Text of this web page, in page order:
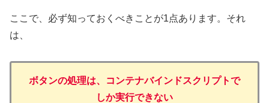
ここで、必ず知っておくべきことが1点あります。それ
は、
ボタンの処理は、コンテナバインドスクリプトで
しか実行できない